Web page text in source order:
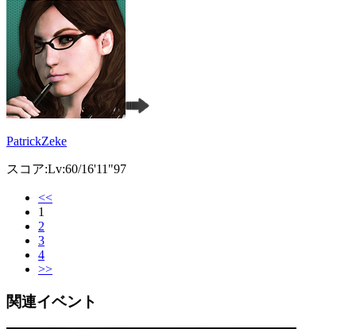
PatrickZeke
スコア:Lv:60/16'11"97
<<
1
2
3
4
>>
関連イベント